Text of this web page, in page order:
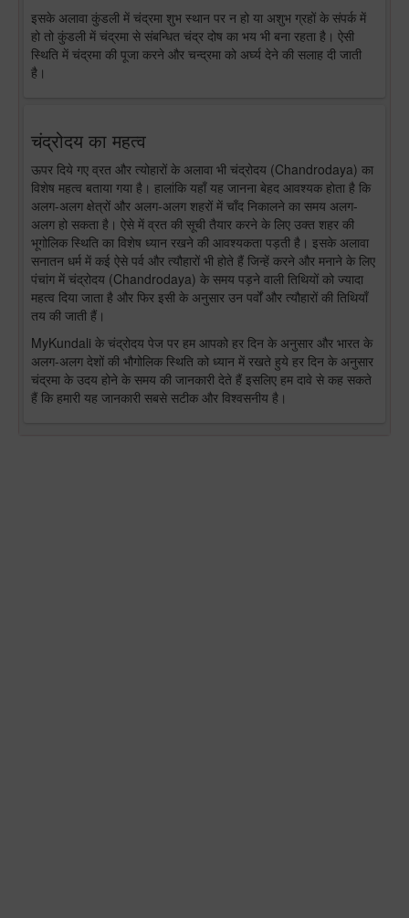
इसके अलावा कुंडली में चंद्रमा शुभ स्थान पर न हो या अशुभ ग्रहों के संपर्क में
हो तो कुंडली में चंद्रमा से संबन्धित चंद्र दोष का भय भी बना रहता है। ऐसी
स्थिति में चंद्रमा की पूजा करने और चन्द्रमा को अर्घ्य देने की सलाह दी जाती
है।
चंद्रोदय का महत्व
ऊपर दिये गए व्रत और त्योहारों के अलावा भी चंद्रोदय (Chandrodaya) का
विशेष महत्व बताया गया है। हालांकि यहाँ यह जानना बेहद आवश्यक होता है कि
अलग-अलग क्षेत्रों और अलग-अलग शहरों में चाँद निकालने का समय अलग-
अलग हो सकता है। ऐसे में व्रत की सूची तैयार करने के लिए उक्त शहर की
भूगोलिक स्थिति का विशेष ध्यान रखने की आवश्यकता पड़ती है। इसके अलावा
सनातन धर्म में कई ऐसे पर्व और त्यौहारों भी होते हैं जिन्हें करने और मनाने के लिए
पंचांग में चंद्रोदय (Chandrodaya) के समय पड़ने वाली तिथियों को ज्यादा
महत्व दिया जाता है और फिर इसी के अनुसार उन पर्वों और त्यौहारों की तिथियाँ
तय की जाती हैं।
MyKundali के चंद्रोदय पेज पर हम आपको हर दिन के अनुसार और भारत के
अलग-अलग देशों की भौगोलिक स्थिति को ध्यान में रखते हुये हर दिन के अनुसार
चंद्रमा के उदय होने के समय की जानकारी देते हैं इसलिए हम दावे से कह सकते
हैं कि हमारी यह जानकारी सबसे सटीक और विश्वसनीय है।